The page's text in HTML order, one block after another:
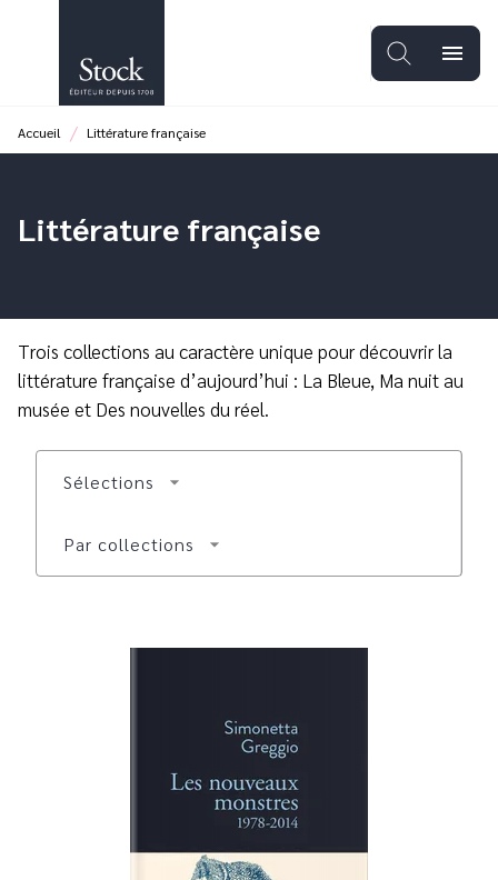
PIED DE PAGE
menu
Accueil / Littérature française
Littérature française
Trois collections au caractère unique pour découvrir la
littérature française d’aujourd’hui : La Bleue, Ma nuit au
musée et Des nouvelles du réel.
Sélections arrow_drop_down
Par collections arrow_drop_down